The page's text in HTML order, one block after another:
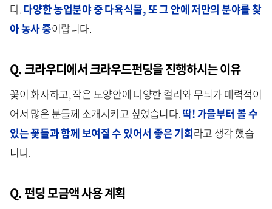
다.다양한 농업분야 중 다육식물, 또 그 안에 저만의 분야를 찾
아 농사 중이랍니다.
Q. 크라우디에서 크라우드펀딩을 진행하시는 이유
꽃이 화사하고, 작은 모양안에 다양한 컬러와 무늬가 매력적이
어서 많은 분들께 소개시키고 싶었습니다.딱! 가을부터 볼 수
있는 꽃들과 함께 보여질 수 있어서 좋은 기회라고 생각 했습
니다.
Q. 펀딩 모금액 사용 계획